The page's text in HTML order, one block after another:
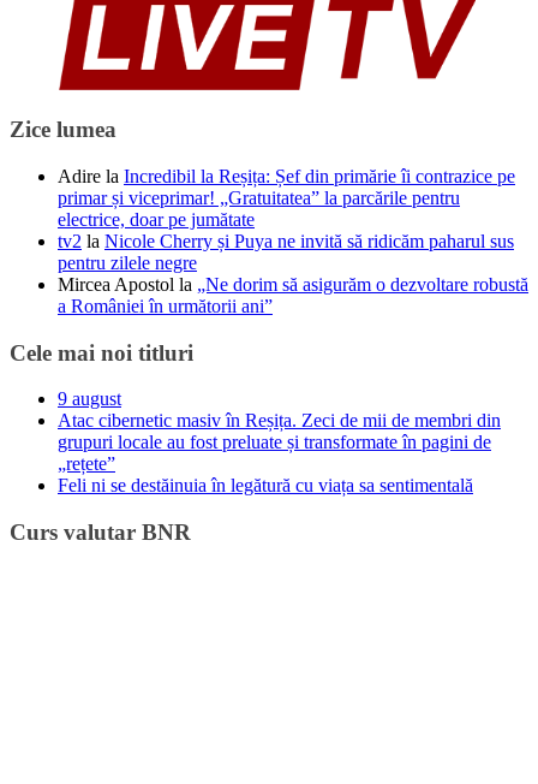
Zice lumea
Adire la Incredibil la Reșița: Șef din primărie îi contrazice pe
primar și viceprimar! „Gratuitatea” la parcările pentru
electrice, doar pe jumătate
tv2 la Nicole Cherry și Puya ne invită să ridicăm paharul sus
pentru zilele negre
Mircea Apostol la „Ne dorim să asigurăm o dezvoltare robustă
a României în următorii ani”
Cele mai noi titluri
9 august
Atac cibernetic masiv în Reșița. Zeci de mii de membri din
grupuri locale au fost preluate și transformate în pagini de
„rețete”
Feli ni se destăinuia în legătură cu viața sa sentimentală
Curs valutar BNR